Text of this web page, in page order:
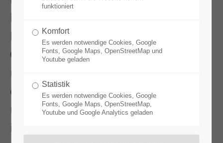
begleitendem Service ist der Stauden
Ring Ihr verlässlicher Partner von
Qualitätsstauden für den Fachhandel
und Garten- und Landschaftsbau. Aus
der Region für die Region kultivieren
und vermarkten die Partnerbetriebe
im engen Kontakt mit den Kunden.
funktioniert
Komfort
Es werden notwendige Cookies, Google
Fonts, Google Maps, OpenStreetMap und
Youtube geladen
Statistik
Es werden notwendige Cookies, Google
Fonts, Google Maps, OpenStreetMap,
Youtube und Google Analytics geladen